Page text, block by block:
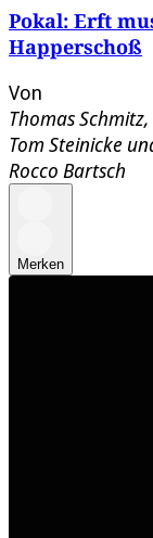
Pokal: Erft
Happerschoß
Von
Thomas Schmitz,
Tom Steinicke
Rocco Bartsch
Merken